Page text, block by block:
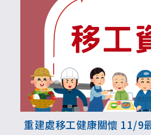
重建處移工健康關懷 11/9